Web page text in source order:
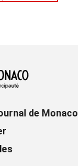
de Monaco